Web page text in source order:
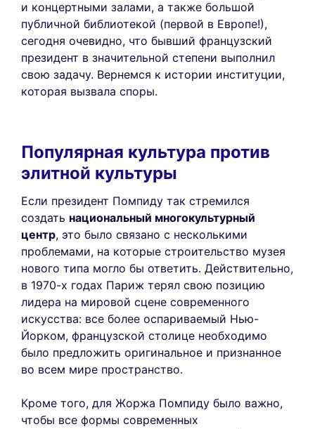
и концертными залами, а также большой
публичной библиотекой (первой в Европе!),
сегодня очевидно, что бывший французский
президент в значительной степени выполнил
свою задачу. Вернемся к истории институции,
которая вызвала споры.
Популярная культура против
элитной культуры
Если президент Помпиду так стремился
создать национальный многокультурный
центр, это было связано с несколькими
проблемами, на которые строительство музея
нового типа могло бы ответить. Действительно,
в 1970-х годах Париж терял свою позицию
лидера на мировой сцене современного
искусства: все более оспариваемый Нью-
Йорком, французской столице необходимо
было предложить оригинальное и признанное
во всем мире пространство.
Кроме того, для Жоржа Помпиду было важно,
чтобы все формы современных